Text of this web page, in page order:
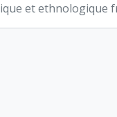
et ethnologique